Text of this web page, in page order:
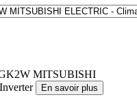
MITSUBISHI
En savoir plus